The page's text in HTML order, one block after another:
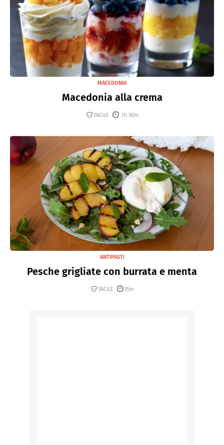
MACEDONIA
Macedonia alla crema
FACILE 1h 30m
ANTIPASTI
Pesche grigliate con burrata e menta
FACILE 25m